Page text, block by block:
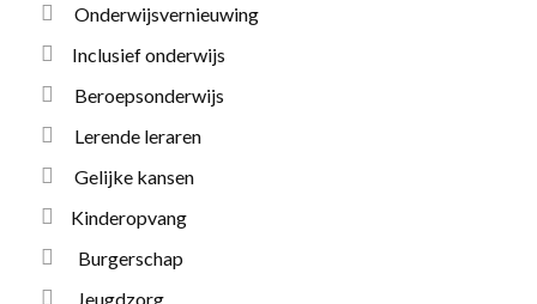
Onderwijsvernieuwing
Inclusief onderwijs
Beroepsonderwijs
Lerende leraren
Gelijke kansen
Kinderopvang
Burgerschap
Jeugdzorg